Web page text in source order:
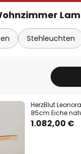
Stehleuchten
HerzBlut
85cm Eiche
1.082,00 €
Code:RABATT
Jetzt einlösen